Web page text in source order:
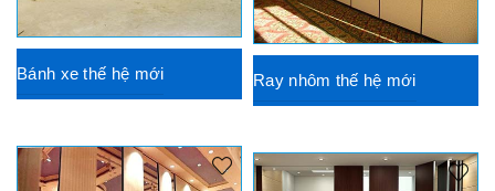
Bánh xe thế hệ mới Ray nhôm thế hệ mới